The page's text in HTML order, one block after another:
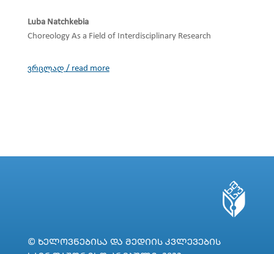
Luba Natchkebia
Choreology As a Field of Interdisciplinary Research
ვრცლად / read more
© ᲮᲔᲚᲝᲕᲜᲔᲑᲘᲡᲐ ᲓᲐ ᲛᲔᲓᲘᲘᲡ ᲙᲕᲚᲔᲕᲔᲑᲘᲡ